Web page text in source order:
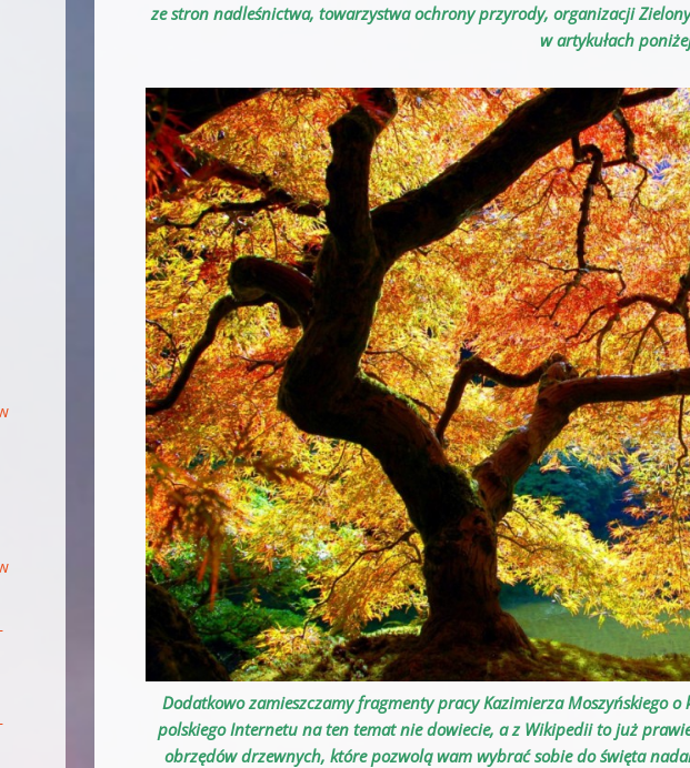
ze stron nadleśnictwa, towarzystwa ochrony przyrody, organizacji
w artykułach
Dodatkowo zamieszczamy fragmenty pracy Kazimierza Moszyńskiego
polskiego Internetu na ten temat nie dowiecie, a z Wikipedii to już
obrzędów drzewnych, które pozwolą wam wybrać sobie do święta